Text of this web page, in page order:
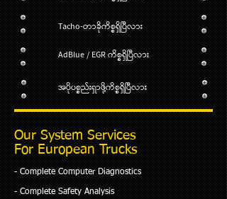
Tacho-တာခိုကိစ္စရှိပြီလား
AdBlue / EGR ကိစ္စရှိပြီလား
အပိုပစ္စည်းရှာဖို့ကိစ္စရှိပြီလား
Our System Services
For European Trucks
​- Complete Computer Diagnostics
- Complete Safety Analysis